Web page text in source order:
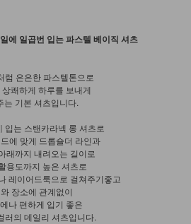
에 일곱번 입는 파스텔 베이직 셔츠
럼 은은한 파스텔톤으로
상쾌하게 하루를 보내게
는 기본 셔츠입니다.
입는 스탠카라넥 롱 셔츠로
에 맞게 드롭숄더 라인과
래까지 내려오는 길이로
용도까지 높은 셔츠로
레이어드룩으로 걸쳐주기좋고
장소에 관계없이
나 편하게 입기 좋은
러의 데일리 셔츠입니다.